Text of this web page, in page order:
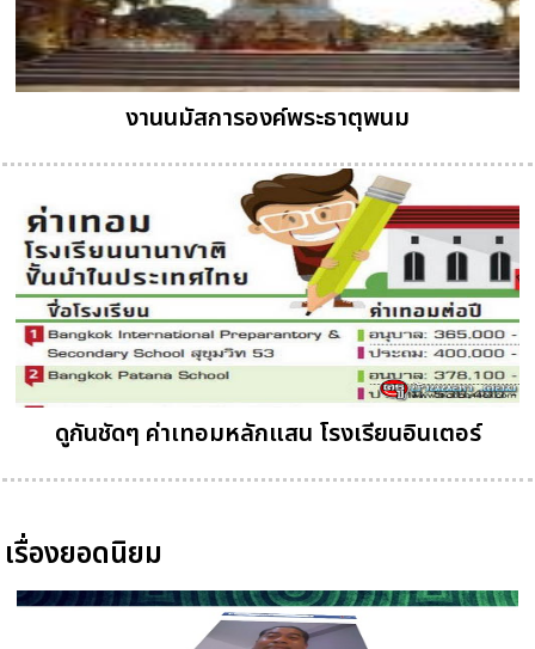
งานนมัสการองค์พระธาตุพนม
ดูกันชัดๆ ค่าเทอมหลักแสน โรงเรียนอินเตอร์
เรื่องยอดนิยม